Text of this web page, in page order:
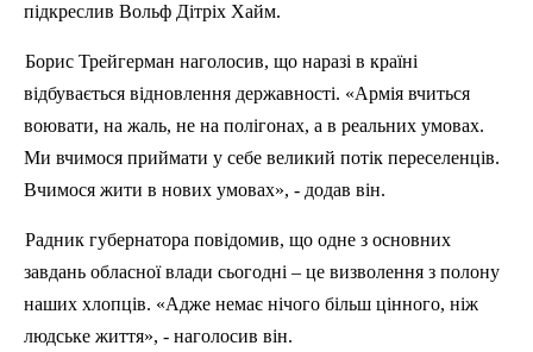
підкреслив Вольф Дітріх Хайм.
Борис Трейгерман наголосив, що наразі в країні
відбувається відновлення державності. «Армія вчиться
воювати, на жаль, не на полігонах, а в реальних умовах.
Ми вчимося приймати у себе великий потік переселенців.
Вчимося жити в нових умовах», - додав він.
Радник губернатора повідомив, що одне з основних
завдань обласної влади сьогодні – це визволення з полону
наших хлопців. «Адже немає нічого більш цінного, ніж
людське життя», - наголосив він.